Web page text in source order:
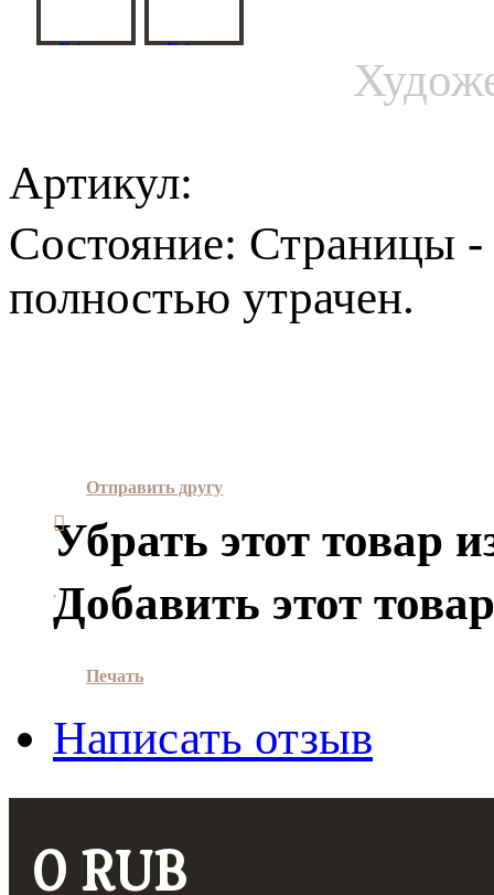
Артикул:
Состояние: Страницы -
полностью утрачен.
Отправить другу
Убрать этот товар
Добавить этот
Печать
Написать отзыв
0 RUB